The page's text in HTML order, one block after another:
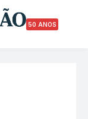
50 ANOS